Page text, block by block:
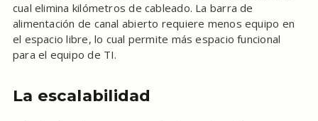
cual elimina kilómetros de cableado. La barra de
alimentación de canal abierto requiere menos equipo en
el espacio libre, lo cual permite más espacio funcional
para el equipo de TI.
La escalabilidad